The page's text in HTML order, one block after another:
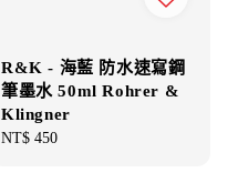
R&K - 海藍 防水速寫鋼
筆墨水 50ml Rohrer &
Klingner
Regular
NT$ 450